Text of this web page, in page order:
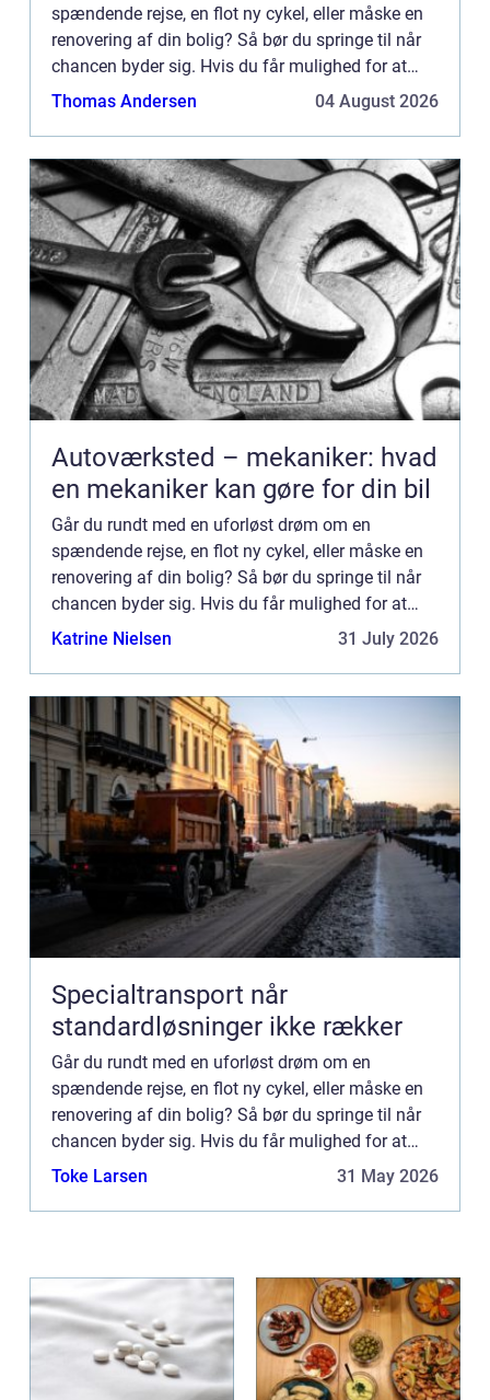
spændende rejse, en flot ny cykel, eller måske en
renovering af din bolig? Så bør du springe til når
chancen byder sig. Hvis du får mulighed for at
tage ...
Thomas Andersen 04 August 2026
Autoværksted – mekaniker: hvad
en mekaniker kan gøre for din bil
Går du rundt med en uforløst drøm om en
spændende rejse, en flot ny cykel, eller måske en
renovering af din bolig? Så bør du springe til når
chancen byder sig. Hvis du får mulighed for at
tage ...
Katrine Nielsen 31 July 2026
Specialtransport når
standardløsninger ikke rækker
Går du rundt med en uforløst drøm om en
spændende rejse, en flot ny cykel, eller måske en
renovering af din bolig? Så bør du springe til når
chancen byder sig. Hvis du får mulighed for at
tage ...
Toke Larsen 31 May 2026